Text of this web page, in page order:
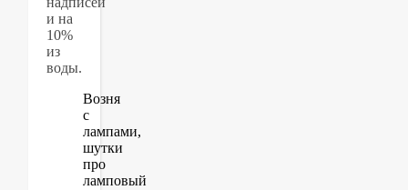
и на
10%
из
воды.
Возня
с
лампами,
шутки
про
ламповый